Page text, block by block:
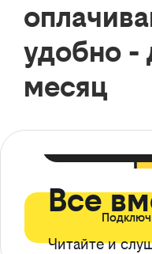
удобно -
месяц
Все
Читайте и